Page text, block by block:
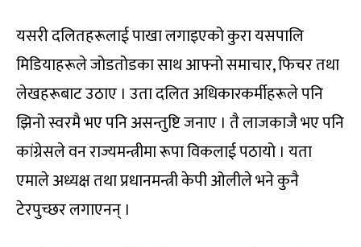
यसरी दलितहरूलाई पाखा लगाइएको कुरा यसपालि
मिडियाहरूले जोडतोडका साथ आफ्नो समाचार, फिचर तथा
लेखहरूबाट उठाए । उता दलित अधिकारकर्मीहरूले पनि
झिनो स्वरमै भए पनि असन्तुष्टि जनाए । तै लाजकाजै भए पनि
कांग्रेसले वन राज्यमन्त्रीमा रूपा विकलाई पठायो । यता
एमाले अध्यक्ष तथा प्रधानमन्त्री केपी ओलीले भने कुनै
टेरपुच्छर लगाएनन् ।